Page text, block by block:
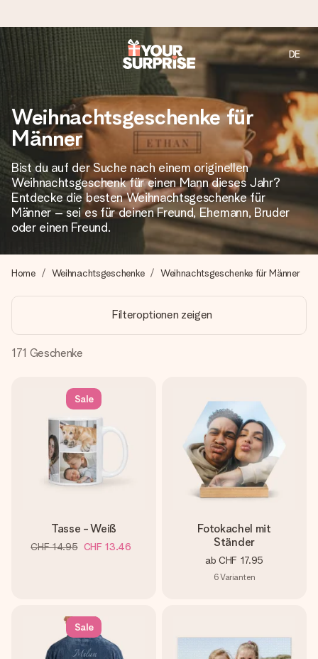
Heute bestellt, in 1 Werktag verschickt
Wir bereiten dein Geschenk sorgfältig vor und schicken es
blitzschnell – damit du es genau zum richtigen Zeitpunkt
überreichen kannst, wenn es am meisten zählt.
4,7 (basierend auf +15.000 Bewertungen)
Unsere Geschenke begeistern. Kunden bewerten uns mit
4,7 bei Google Reviews (Gesamtergebnis aller Länder, in
Mit Liebe gemacht, im Handumdrehen
Erstelle etwas Einzigartiges in wenigen Schritten – mit
ihrem Namen, deinem Foto oder einer Nachricht von
Herzen. Kein Stress, nur pure Liebe für den perfekten
DE
Weihnachtsgeschenke für
Männer
Bist du auf der Suche nach einem originellen
Weihnachtsgeschenk für einen Mann dieses Jahr?
Entdecke die besten Weihnachtsgeschenke für
Männer – sei es für deinen Freund, Ehemann, Bruder
oder einen Freund.
Home Weihnachtsgeschenke Weihnachtsgeschenke für Männer
Filteroptionen zeigen
171 Geschenke
Sale
Tasse - Weiß
CHF 14.95 CHF 13.46
Fotokachel mit
Ständer
ab CHF 17.95
6Varianten
Sale